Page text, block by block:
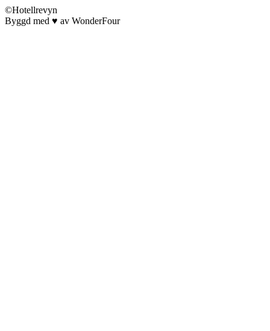
©Hotellrevyn
Byggd med ♥ av WonderFour